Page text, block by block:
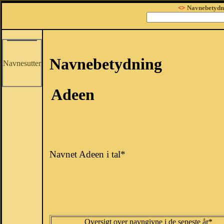
<>
Navnesutter
Navnebetydning
Adeen
Navnet Adeen i tal*
Oversigt over navngivne i de seneste år*